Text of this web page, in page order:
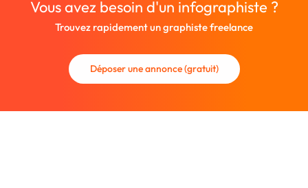
Vous avez besoin d'un infographiste ?
Trouvez rapidement un graphiste freelance
Déposer une annonce (gratuit)